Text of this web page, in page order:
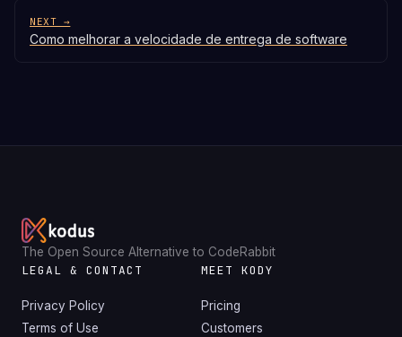
NEXT →
Como melhorar a velocidade de entrega de software
The Open Source Alternative to CodeRabbit
LEGAL & CONTACT
Privacy Policy
Terms of Use
MEET KODY
Pricing
Customers